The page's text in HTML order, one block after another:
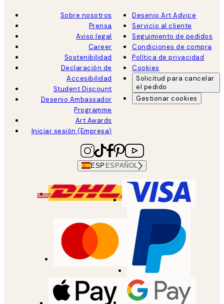
Sobre nosotros
Prensa
Aviso legal
Career
Sostenibilidad
Declaración de
Accesibilidad
Student Discount
Desenio Ambassador
Programme
Art Awards
Iniciar sesión (Empresa)
Desenio Art Advice
Servicio al cliente
Seguimiento de pedidos
Condiciones de compra
Política de privacidad
Cookies
Solicitud para cancelar
el pedido
Gestionar cookies
ESP ESPAÑOL